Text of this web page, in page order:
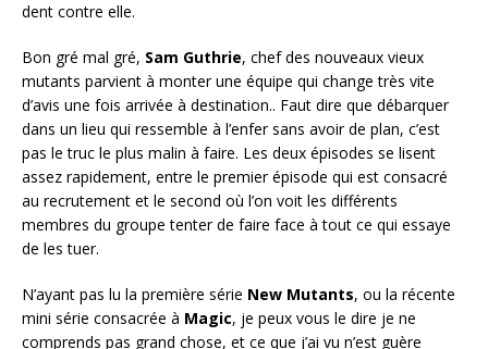
dent contre elle.
Bon gré mal gré, Sam Guthrie, chef des nouveaux vieux
mutants parvient à monter une équipe qui change très vite
d’avis une fois arrivée à destination.. Faut dire que débarquer
dans un lieu qui ressemble à l’enfer sans avoir de plan, c’est
pas le truc le plus malin à faire. Les deux épisodes se lisent
assez rapidement, entre le premier épisode qui est consacré
au recrutement et le second où l’on voit les différents
membres du groupe tenter de faire face à tout ce qui essaye
de les tuer.
N’ayant pas lu la première série New Mutants, ou la récente
mini série consacrée à Magic, je peux vous le dire je ne
comprends pas grand chose, et ce que j’ai vu n’est guère